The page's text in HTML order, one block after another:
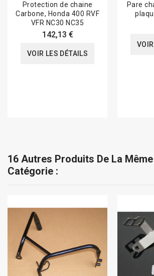
Protection de chaine
Carbone, Honda 400 RVF
VFR NC30 NC35
142,13 €
VOIR LES DÉTAILS
Pare
16 Autres Produits De La Même
Catégorie :